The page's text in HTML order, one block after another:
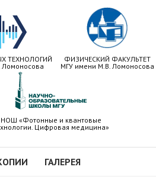
ТЕХНОЛОГИЙ
ФИЗИЧЕСКИЙ ФАКУЛЬТЕТ
МГУ имени М.В. Ломоносова
НОШ «Фотонные и квантовые
Цифровая медицина»
ГАЛЕРЕЯ